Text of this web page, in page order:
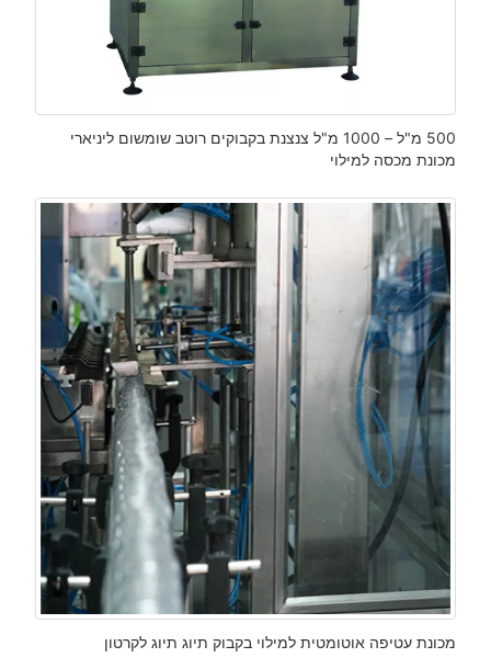
500 מ"ל – 1000 מ"ל צנצנת בקבוקים רוטב שומשום ליניארי
מכונת מכסה למילוי
מכונת עטיפה אוטומטית למילוי בקבוק תיוג תיוג לקרטון